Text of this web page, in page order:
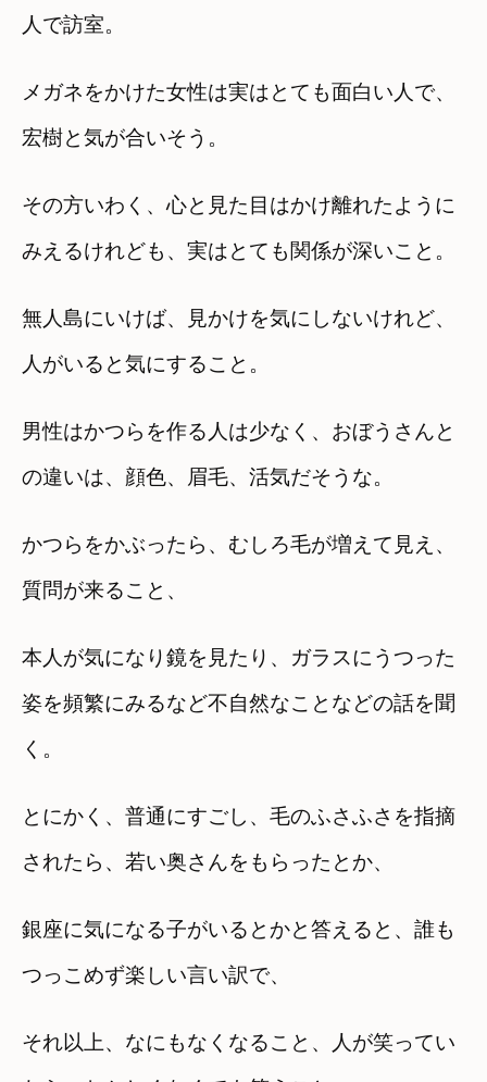
人で訪室。
メガネをかけた女性は実はとても面白い人で、
宏樹と気が合いそう。
その方いわく、心と見た目はかけ離れたように
みえるけれども、実はとても関係が深いこと。
無人島にいけば、見かけを気にしないけれど、
人がいると気にすること。
男性はかつらを作る人は少なく、おぼうさんと
の違いは、顔色、眉毛、活気だそうな。
かつらをかぶったら、むしろ毛が増えて見え、
質問が来ること、
本人が気になり鏡を見たり、ガラスにうつった
姿を頻繁にみるなど不自然なことなどの話を聞
く。
とにかく、普通にすごし、毛のふさふさを指摘
されたら、若い奥さんをもらったとか、
銀座に気になる子がいるとかと答えると、誰も
つっこめず楽しい言い訳で、
それ以上、なにもなくなること、人が笑ってい